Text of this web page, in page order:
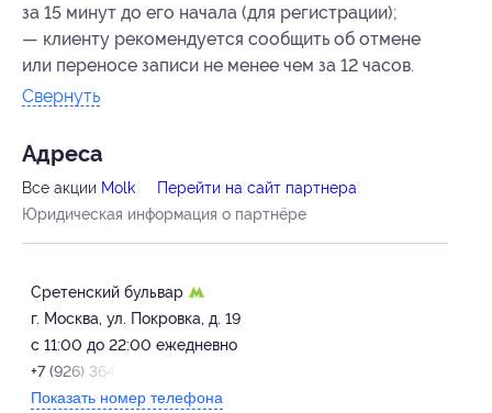
за 15 минут до его начала (для регистрации);
— клиенту рекомендуется сообщить об отмене
или переносе записи не менее чем за 12 часов.
Свернуть
Адресa
Все акции Molk
Перейти на сайт партнера
Юридическая информация о партнёре
Сретенский бульвар
г. Москва, ул. Покровка, д. 19
с 11:00 до 22:00 ежедневно
+7 (926) 364-63-03
Показать номер телефона